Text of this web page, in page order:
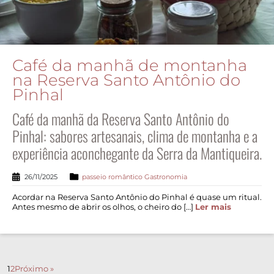
Café da manhã de montanha
na Reserva Santo Antônio do
Pinhal
Café da manhã da Reserva Santo Antônio do
Pinhal: sabores artesanais, clima de montanha e a
experiência aconchegante da Serra da Mantiqueira.
26/11/2025 passeio romântico Gastronomia
Acordar na Reserva Santo Antônio do Pinhal é quase um ritual.
Antes mesmo de abrir os olhos, o cheiro do […] Ler mais
12Próximo »